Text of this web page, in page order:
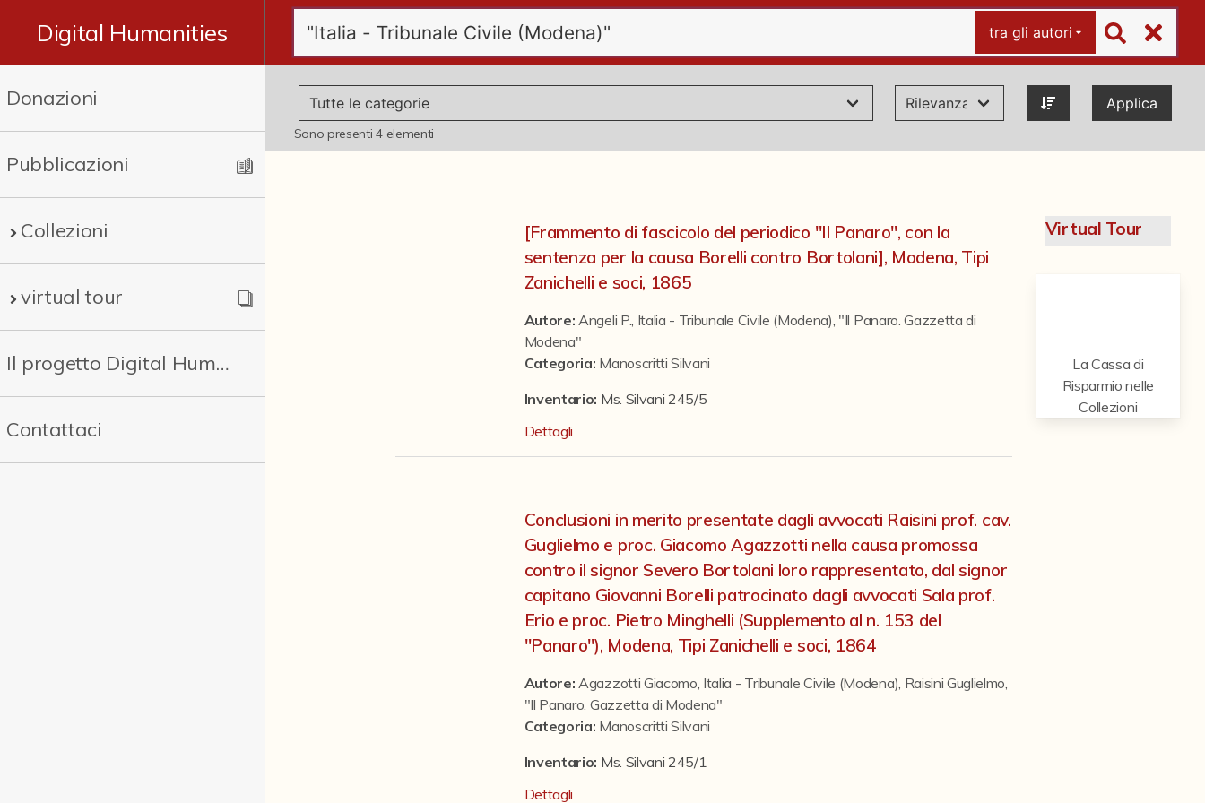
Digital Humanities
Donazioni
Pubblicazioni
Collezioni
virtual tour
Il progetto Digital Humanities
Contattaci
tra gli autori
Applica
Sono presenti4elementi
[Frammento di fascicolo del periodico "Il Panaro", con la
sentenza per la causa Borelli contro Bortolani], Modena, Tipi
Zanichelli e soci, 1865
Autore:Angeli P., Italia - Tribunale Civile (Modena), "Il Panaro. Gazzetta di
Modena"
Categoria: Manoscritti Silvani
Inventario: Ms. Silvani 245/5
Dettagli
Conclusioni in merito presentate dagli avvocati Raisini prof. cav.
Guglielmo e proc. Giacomo Agazzotti nella causa promossa
contro il signor Severo Bortolani loro rappresentato, dal signor
capitano Giovanni Borelli patrocinato dagli avvocati Sala prof.
Erio e proc. Pietro Minghelli (Supplemento al n. 153 del
"Panaro"), Modena, Tipi Zanichelli e soci, 1864
Autore:Agazzotti Giacomo, Italia - Tribunale Civile (Modena), Raisini Guglielmo,
"Il Panaro. Gazzetta di Modena"
Categoria: Manoscritti Silvani
Inventario: Ms. Silvani 245/1
Dettagli
Virtual Tour
La Cassa di
Risparmio nelle
Collezioni